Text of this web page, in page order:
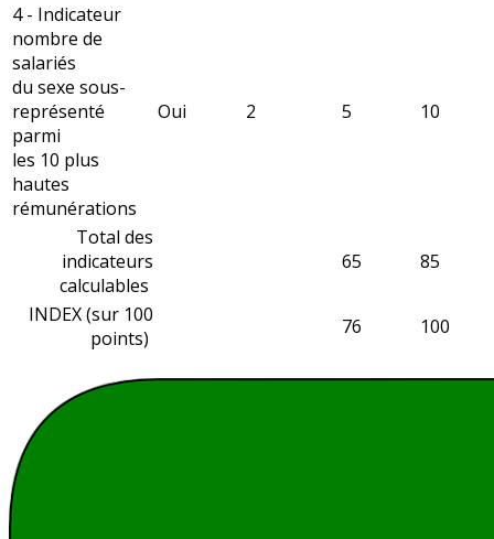
4 - Indicateur
nombre de
salariés
du sexe sous-
représenté
parmi
les 10 plus
hautes
rémunérations
Oui 2 5 10
Total des
indicateurs
calculables
65 85
INDEX (sur 100
points)
76 100